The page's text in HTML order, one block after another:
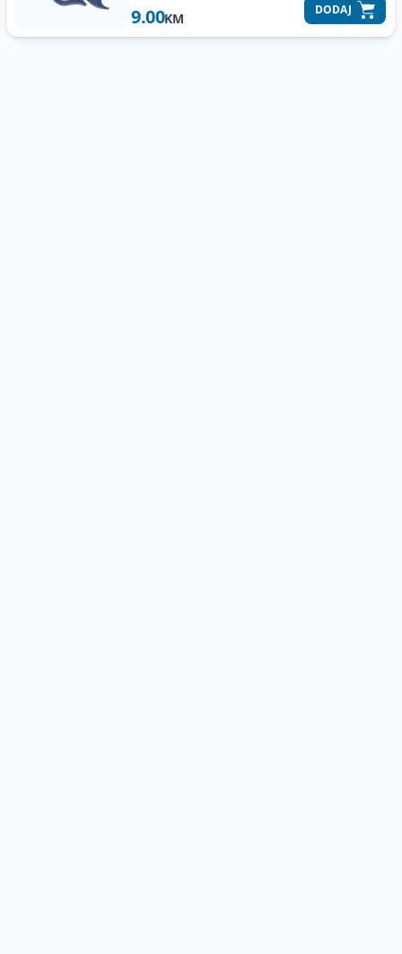
9.00KM
DODAJ